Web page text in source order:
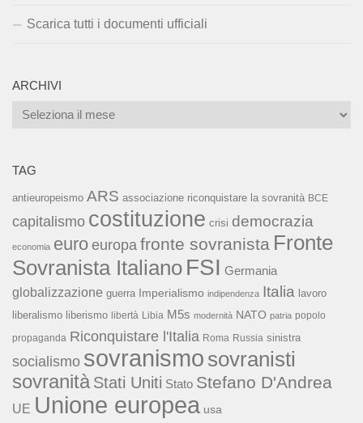
Scarica tutti i documenti ufficiali
ARCHIVI
Archivi
TAG
antieuropeismo ARS associazione riconquistare la sovranità BCE
capitalismo costituzione crisi democrazia
economia euro europa fronte sovranista Fronte
Sovranista Italiano FSI Germania
globalizzazione guerra Imperialismo indipendenza Italia lavoro
liberalismo liberismo libertà Libia M5s modernità NATO patria popolo
propaganda Riconquistare l'Italia Roma Russia sinistra
socialismo sovranismo sovranisti
sovranità Stati Uniti Stato Stefano D'Andrea
UE Unione europea usa